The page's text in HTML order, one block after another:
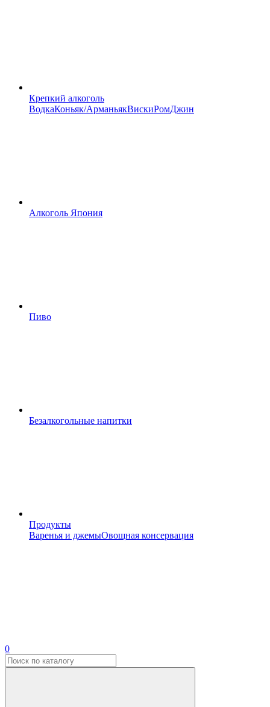
Крепкий алкоголь
ВодкаКоньяк/АрманьякВискиРомДжин
Алкоголь Япония
Пиво
Безалкогольные напитки
Продукты
Варенья и джемыОвощная консервация
0